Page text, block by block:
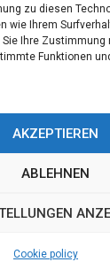
zu diesen
wie Ihrem
Ihre
Funktionen
AKZEPTIEREN
ABLEHNEN
Cookie policy